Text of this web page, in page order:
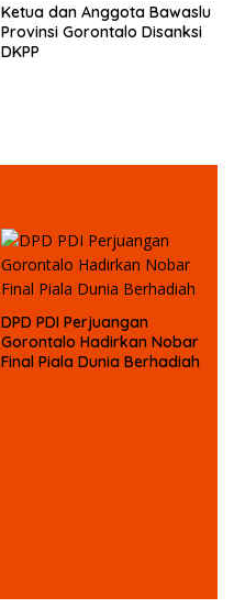
Ketua dan Anggota Bawaslu
Provinsi Gorontalo Disanksi
DKPP
DPD PDI Perjuangan
Gorontalo Hadirkan Nobar
Final Piala Dunia Berhadiah